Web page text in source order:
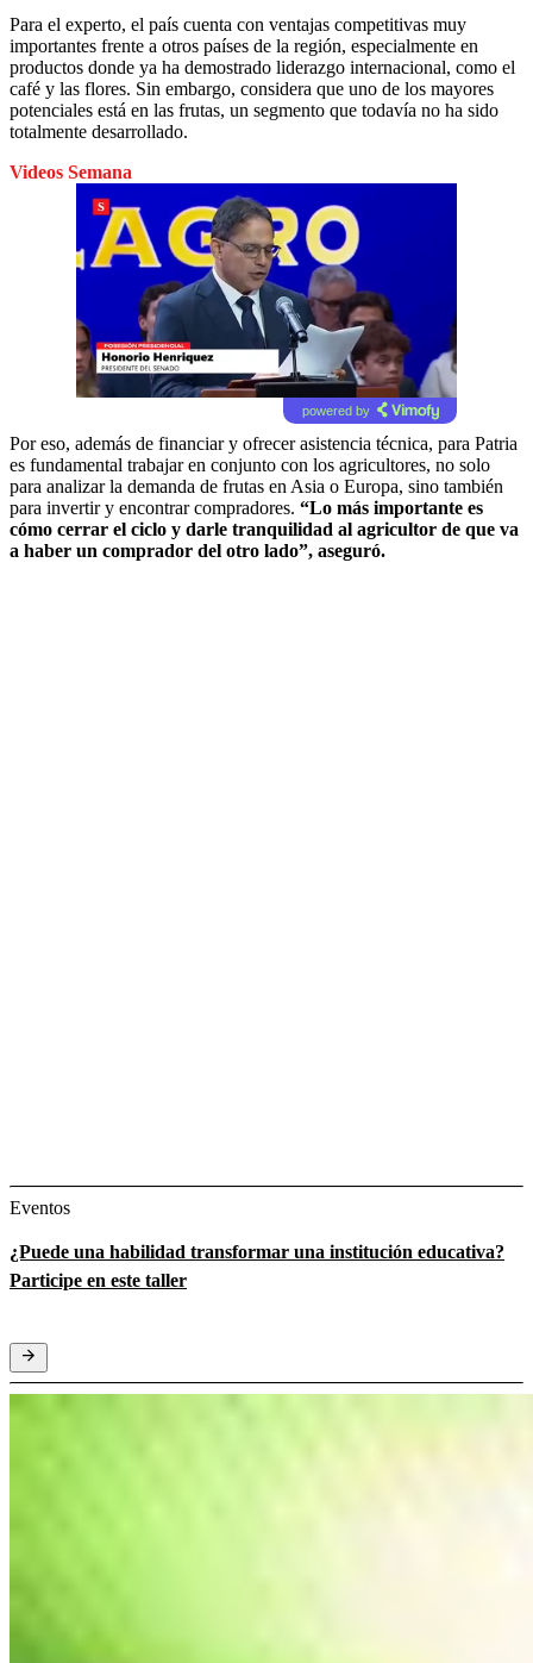
Para el experto, el país cuenta con ventajas competitivas muy
importantes frente a otros países de la región, especialmente en
productos donde ya ha demostrado liderazgo internacional, como el
café y las flores. Sin embargo, considera que uno de los mayores
potenciales está en las frutas, un segmento que todavía no ha sido
totalmente desarrollado.
Videos Semana
powered by
Por eso, además de financiar y ofrecer asistencia técnica, para Patria
es fundamental trabajar en conjunto con los agricultores, no solo
para analizar la demanda de frutas en Asia o Europa, sino también
para invertir y encontrar compradores. “Lo más importante es
cómo cerrar el ciclo y darle tranquilidad al agricultor de que va
a haber un comprador del otro lado”, aseguró.
Eventos
¿Puede una habilidad transformar una institución educativa?
Participe en este taller